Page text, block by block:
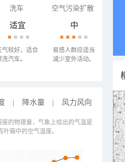
洗车 空气污染扩散
适宜
气较好，适合
洗汽车。
中
易感人群应适当
减少室外活动。
降水量 风力风向
的物理量，气象上给出的气温是
箱中的空气温度。